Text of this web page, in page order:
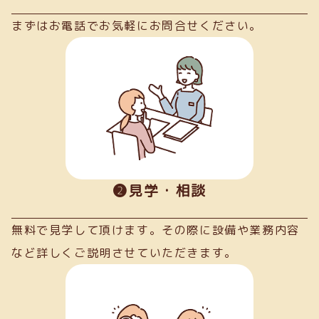
まずはお電話でお気軽にお問合せください。
➋見学・相談
無料で見学して頂けます。その際に設備や業務内容
など詳しくご説明させていただきます。